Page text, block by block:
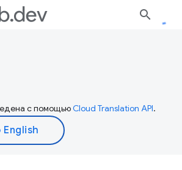
с помощьюCloud Translation API.